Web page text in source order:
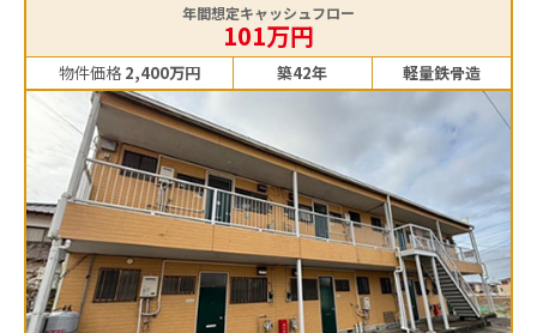
年間想定キャッシュフロー
101万円
物件価格 2,400万円 築42年 軽量鉄骨造